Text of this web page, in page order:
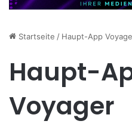
Startseite / Haupt-App
Haupt-
Voyager